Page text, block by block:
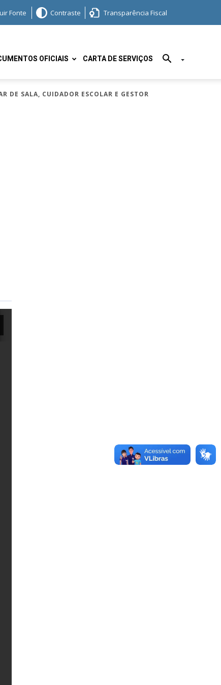
Fonte Contraste Transparência Fiscal
OFICIAIS CARTA DE SERVIÇOS
SALA, CUIDADOR ESCOLAR E GESTOR